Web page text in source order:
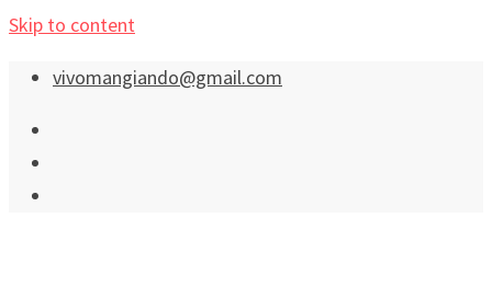
Skip to content
vivomangiando@gmail.com